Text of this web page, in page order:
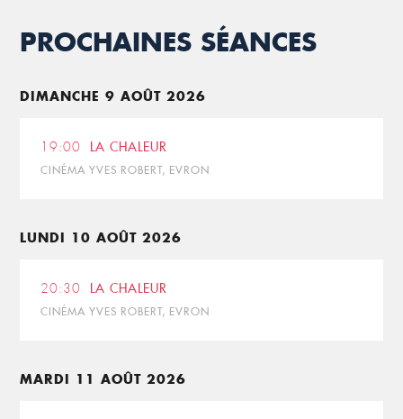
PROCHAINES SÉANCES
DIMANCHE 9 AOÛT 2026
19:00 LA CHALEUR
CINÉMA YVES ROBERT, EVRON
LUNDI 10 AOÛT 2026
20:30 LA CHALEUR
CINÉMA YVES ROBERT, EVRON
MARDI 11 AOÛT 2026